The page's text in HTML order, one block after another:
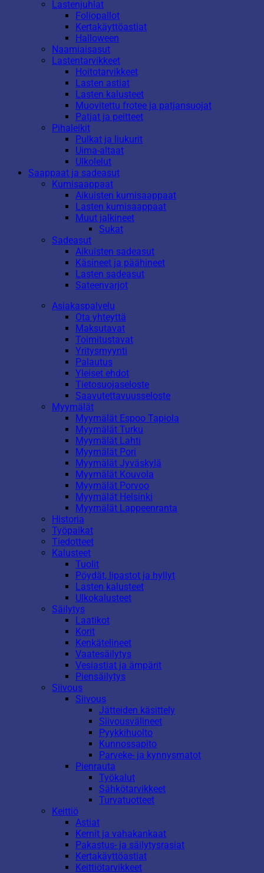
Lastenjuhlat
Foliopallot
Kertakäyttöastiat
Halloween
Naamiaisasut
Lastentarvikkeet
Hoitotarvikkeet
Lasten astiat
Lasten kalusteet
Muovitettu frotee ja patjansuojat
Patjat ja peitteet
Pihaleikit
Pulkat ja liukurit
Uima-altaat
Ulkolelut
Saappaat ja sadeasut
Kumisaappaat
Aikuisten kumisaappaat
Lasten kumisaappaat
Muut jalkineet
Sukat
Sadeasut
Aikuisten sadeasut
Käsineet ja päähineet
Lasten sadeasut
Sateenvarjot
Asiakaspalvelu
Ota yhteyttä
Maksutavat
Toimitustavat
Yritysmyynti
Palautus
Yleiset ehdot
Tietosuojaseloste
Saavutettavuusseloste
Myymälät
Myymälät Espoo Tapiola
Myymälät Turku
Myymälät Lahti
Myymälät Pori
Myymälät Jyväskylä
Myymälät Kouvola
Myymälät Porvoo
Myymälät Helsinki
Myymälät Lappeenranta
Historia
Työpaikat
Tiedotteet
Kalusteet
Tuolit
Pöydät, lipastot ja hyllyt
Lasten kalusteet
Ulkokalusteet
Säilytys
Laatikot
Korit
Kenkätelineet
Vaatesäilytys
Vesiastiat ja ämpärit
Piensäilytys
Siivous
Siivous
Jätteiden käsittely
Siivousvälineet
Pyykkihuolto
Kunnossapito
Parveke- ja kynnysmatot
Pienrauta
Työkalut
Sähkötarvikkeet
Turvatuotteet
Keittiö
Astiat
Kernit ja vahakankaat
Pakastus- ja säilytysrasiat
Kertakäyttöastiat
Keittiötarvikkeet